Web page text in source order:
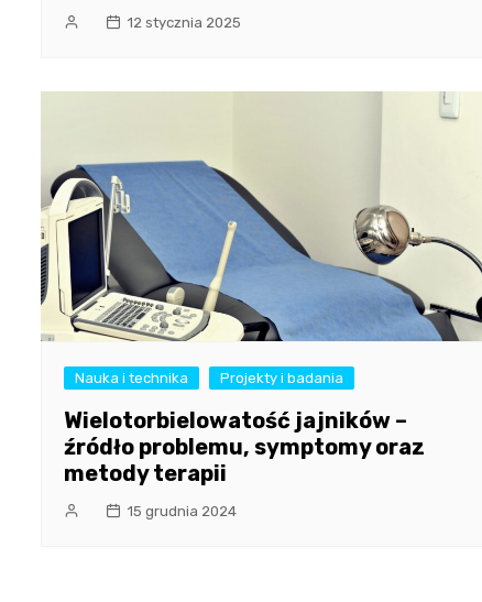
12 stycznia 2025
Nauka i technika Projekty i badania
Wielotorbielowatość jajników –
źródło problemu, symptomy oraz
metody terapii
15 grudnia 2024